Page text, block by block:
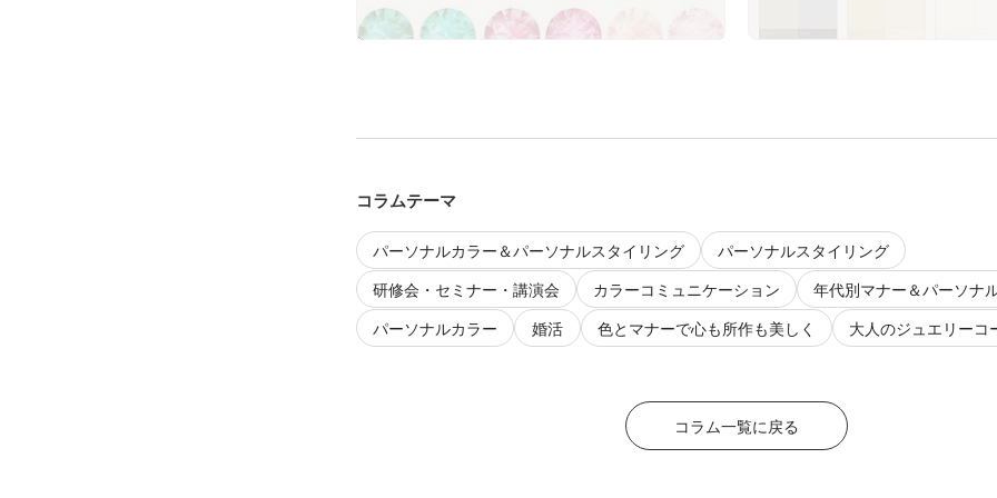
コラムテーマ
パーソナルカラー＆パーソナルスタイリング
パーソナルスタイリング
研修会・セミナー・講演会
カラーコミュニケーション
年代別マナー＆パーソナ
パーソナルカラー
婚活 色とマナーで心も所作も美しく 大人のジュエリーコ
コラム一覧に戻る